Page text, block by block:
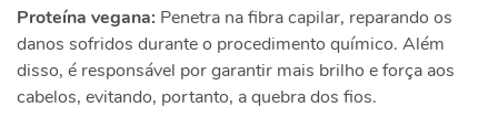
Proteína vegana: Penetra na fibra capilar, reparando os
danos sofridos durante o procedimento químico. Além
disso, é responsável por garantir mais brilho e força aos
cabelos, evitando, portanto, a quebra dos fios.